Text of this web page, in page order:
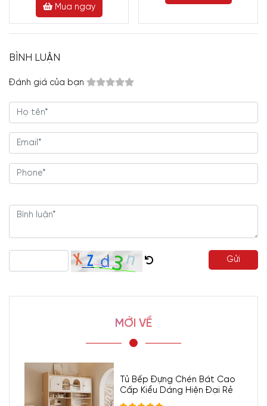
Mua ngay
BÌNH LUẬN
Đánh giá của bạn
Gửi
MỚI VỀ
Tủ Bếp Đựng Chén Bát Cao
Cấp Kiểu Dáng Hiện Đại Rẻ